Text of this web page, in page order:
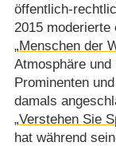
öffentlich-
2015 moderierte
„Menschen der
Atmosphäre
Prominenten
damals
„Verstehen Sie
hat während